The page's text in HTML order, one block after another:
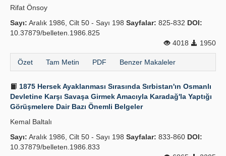
Rifat Önsoy
Sayı: Aralık 1986, Cilt 50 - Sayı 198 Sayfalar: 825-832 DOI:
10.37879/belleten.1986.825
4018
1950
Özet Tam Metin PDF Benzer Makaleler
1875 Hersek Ayaklanması Sırasında Sırbistan'ın Osmanlı
Devletine Karşı Savaşa Girmek Amacıyla Karadağ'la Yaptığı
Görüşmelere Dair Bazı Önemli Belgeler
Kemal Baltalı
Sayı: Aralık 1986, Cilt 50 - Sayı 198 Sayfalar: 833-860 DOI:
10.37879/belleten.1986.833